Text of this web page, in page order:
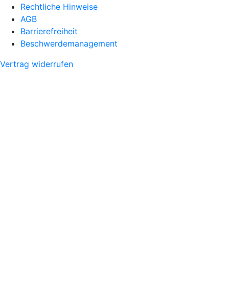
Rechtliche Hinweise
AGB
Barrierefreiheit
Beschwerdemanagement
Vertrag widerrufen